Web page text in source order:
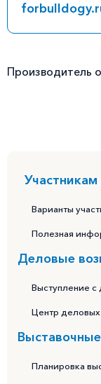
Участникам
Варианты
Полезная
Деловые
Выступление
Центр деловых
Планировка
Производитель